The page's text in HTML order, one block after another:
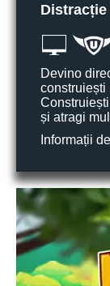
Devino
construiești
și atragi
Informații